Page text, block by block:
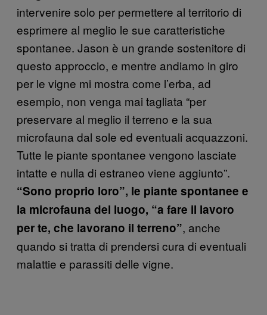
intervenire solo per permettere al territorio di
esprimere al meglio le sue caratteristiche
spontanee. Jason è un grande sostenitore di
questo approccio, e mentre andiamo in giro
per le vigne mi mostra come l’erba, ad
esempio, non venga mai tagliata “per
preservare al meglio il terreno e la sua
microfauna dal sole ed eventuali acquazzoni.
Tutte le piante spontanee vengono lasciate
intatte e nulla di estraneo viene aggiunto”.
“Sono proprio loro”, le piante spontanee e
la microfauna del luogo, “a fare il lavoro
per te, che lavorano il terreno”, anche
quando si tratta di prendersi cura di eventuali
malattie e parassiti delle vigne.